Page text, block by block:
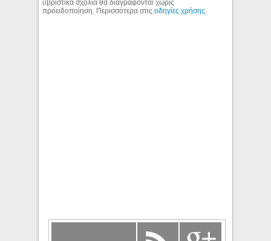
υβριστικά σχόλια θα διαγράφονται χωρίς
προειδοποίηση. Περισσότερα στιςοδηγίες χρήσης